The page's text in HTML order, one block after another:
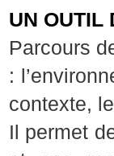
UN OUTIL
Parcours
:
contexte,
Il permet